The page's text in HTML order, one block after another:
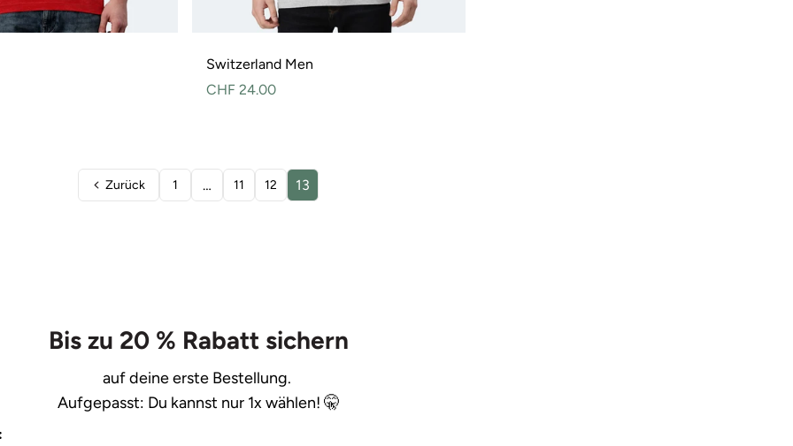
Switzerland Men
Normaler
CHF 24.00
Zurück 1 … 11 12 13
Bis zu 20 % Rabatt sichern
auf deine erste Bestellung.
Aufgepasst: Du kannst nur 1x wählen! 🤫